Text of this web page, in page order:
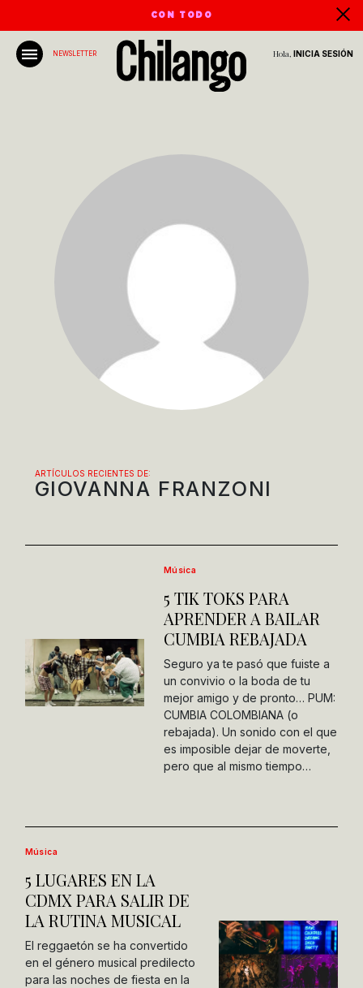
CON TODO
NEWSLETTER Hola, INICIA SESIÓN
ARTÍCULOS RECIENTES DE:
GIOVANNA FRANZONI
Música
5 TIK TOKS PARA
APRENDER A BAILAR
CUMBIA REBAJADA
Seguro ya te pasó que fuiste a
un convivio o la boda de tu
mejor amigo y de pronto… PUM:
CUMBIA COLOMBIANA (o
rebajada). Un sonido con el que
es imposible dejar de moverte,
pero que al mismo tiempo…
Música
5 LUGARES EN LA
CDMX PARA SALIR DE
LA RUTINA MUSICAL
El reggaetón se ha convertido
en el género musical predilecto
para las noches de fiesta en la